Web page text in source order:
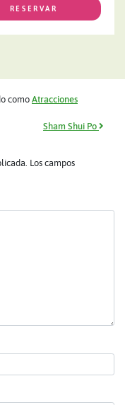
RESERVAR
comoAtracciones
Sham Shui Po
Los campos